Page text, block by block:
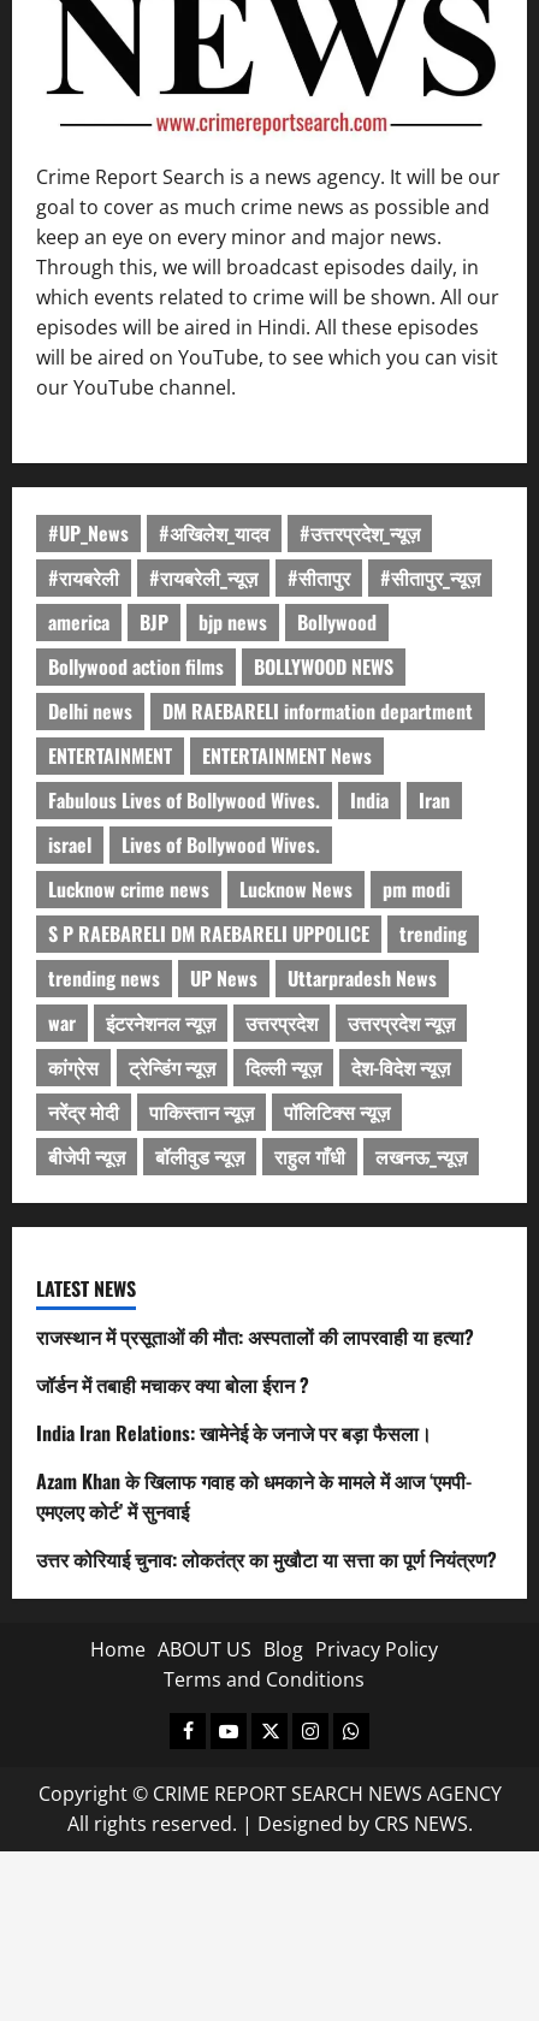
Crime Report Search is a news agency. It will be our
goal to cover as much crime news as possible and
keep an eye on every minor and major news.
Through this, we will broadcast episodes daily, in
which events related to crime will be shown. All our
episodes will be aired in Hindi. All these episodes
will be aired on YouTube, to see which you can visit
our YouTube channel.
#UP_News #अखिलेश_यादव
#उत्तरप्रदेश_न्यूज़
#रायबरेली
#रायबरेली_न्यूज़ #सीतापुर
#सीतापुर_न्यूज़
america
BJP bjp news
Bollywood
Bollywood action films
BOLLYWOOD NEWS
Delhi news
DM RAEBARELI information department
ENTERTAINMENT
ENTERTAINMENT News
Fabulous Lives of Bollywood Wives.
India
Iran
israel
Lives of Bollywood Wives.
Lucknow crime news
Lucknow News
pm modi
S P RAEBARELI DM RAEBARELI UPPOLICE
trending
trending news
UP News
Uttarpradesh News
war
इंटरनेशनल न्यूज़ उत्तरप्रदेश
उत्तरप्रदेश न्यूज़
कांग्रेस
ट्रेन्डिंग न्यूज़ दिल्ली न्यूज़
देश-विदेश न्यूज़
नरेंद्र मोदी
पाकिस्तान न्यूज़
पॉलिटिक्स न्यूज़
बीजेपी न्यूज़
बॉलीवुड न्यूज़ राहुल गाँधी लखनऊ_न्यूज़
LATEST NEWS
राजस्थान में प्रसूताओं की मौत: अस्पतालों की लापरवाही या हत्या?
जॉर्डन में तबाही मचाकर क्या बोला ईरान ?
India Iran Relations: खामेनेई के जनाजे पर बड़ा फैसला।
Azam Khan के खिलाफ गवाह को धमकाने के मामले में आज ‘एमपी-
एमएलए कोर्ट’ में सुनवाई
उत्तर कोरियाई चुनाव: लोकतंत्र का मुखौटा या सत्ता का पूर्ण नियंत्रण?
Home ABOUT US Blog Privacy Policy
Terms and Conditions
Facebook
Youtube
X InstagramWhatsapp
Copyright © CRIME REPORT SEARCH NEWS AGENCY
All rights reserved. | Designed by CRS NEWS.